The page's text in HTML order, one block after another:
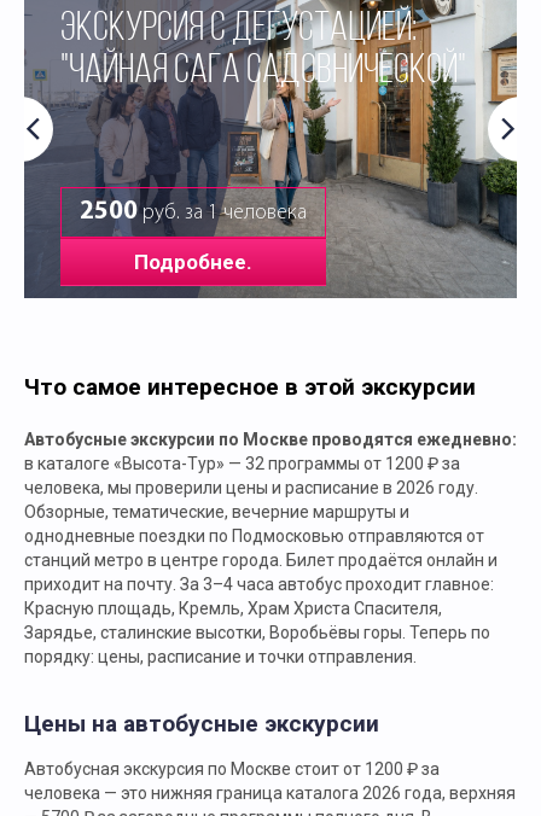
ЭКСКУРСИЯ С ДЕГУСТАЦИЕЙ:
"ЧАЙНАЯ САГА САДОВНИЧЕСКОЙ"
2500руб. за 1 человека
Подробнее.
Что самое интересное в этой экскурсии
Автобусные экскурсии по Москве проводятся ежедневно:
в каталоге «Высота-Тур» — 32 программы от 1200 ₽ за
человека, мы проверили цены и расписание в 2026 году.
Обзорные, тематические, вечерние маршруты и
однодневные поездки по Подмосковью отправляются от
станций метро в центре города. Билет продаётся онлайн и
приходит на почту. За 3–4 часа автобус проходит главное:
Красную площадь, Кремль, Храм Христа Спасителя,
Зарядье, сталинские высотки, Воробьёвы горы. Теперь по
порядку: цены, расписание и точки отправления.
Цены на автобусные экскурсии
Автобусная экскурсия по Москве стоит от 1200 ₽ за
человека — это нижняя граница каталога 2026 года, верхняя